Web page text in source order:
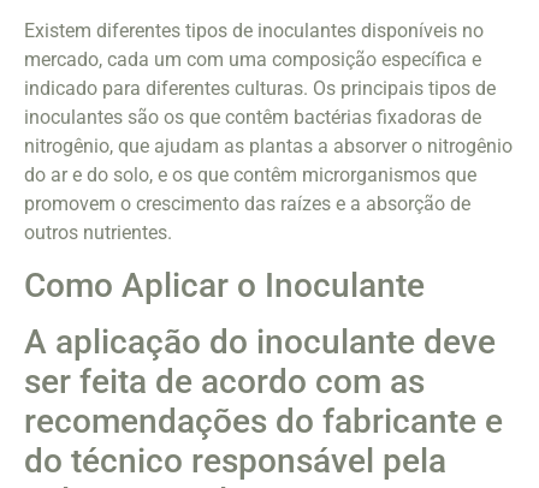
Existem diferentes tipos de inoculantes disponíveis no
mercado, cada um com uma composição específica e
indicado para diferentes culturas. Os principais tipos de
inoculantes são os que contêm bactérias fixadoras de
nitrogênio, que ajudam as plantas a absorver o nitrogênio
do ar e do solo, e os que contêm microrganismos que
promovem o crescimento das raízes e a absorção de
outros nutrientes.
Como Aplicar o Inoculante
A aplicação do inoculante deve
ser feita de acordo com as
recomendações do fabricante e
do técnico responsável pela